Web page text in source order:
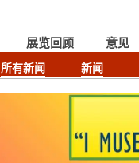
所有新闻 新闻
展览回顾 意见